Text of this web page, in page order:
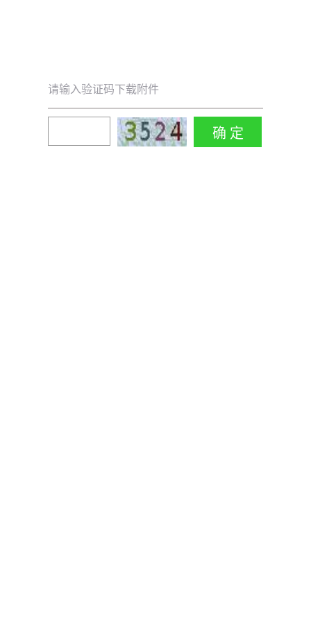
请输入验证码下载附件